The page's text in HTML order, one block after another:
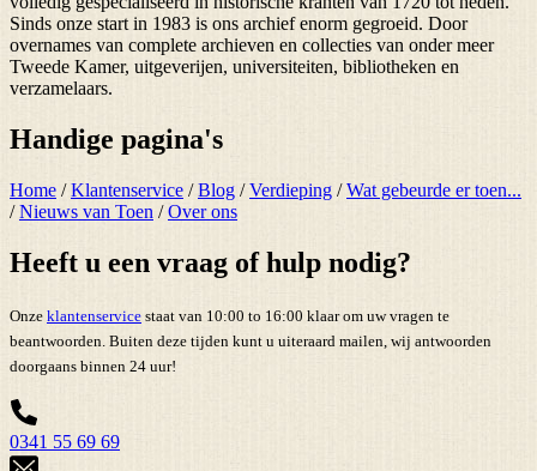
Sinds onze start in 1983 is ons archief enorm gegroeid. Door
overnames van complete archieven en collecties van onder meer
Tweede Kamer, uitgeverijen, universiteiten, bibliotheken en
verzamelaars.
Handige pagina's
Home /Klantenservice /Blog /Verdieping /Wat gebeurde er toen...
/Nieuws van Toen /Over ons
Heeft u een vraag of hulp nodig?
Onze klantenservice staat van 10:00 to 16:00 klaar om uw vragen te
beantwoorden. Buiten deze tijden kunt u uiteraard mailen, wij antwoorden
doorgaans binnen 24 uur!
0341 55 69 69